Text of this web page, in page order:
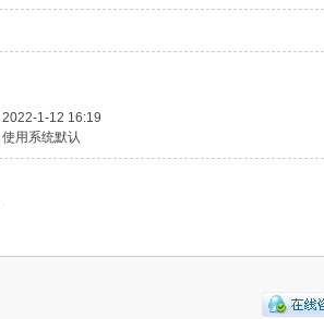
2022-1-12 16:19
使用系统默认